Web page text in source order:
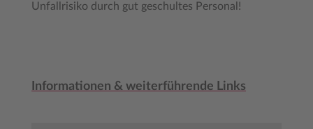
Unfallrisiko durch gut geschultes Personal!
Informationen & weiterführende Links